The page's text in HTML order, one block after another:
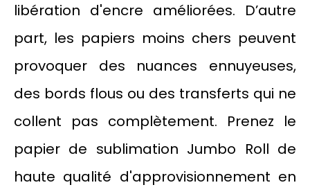
libération d'encre améliorées. D’autre
part, les papiers moins chers peuvent
provoquer des nuances ennuyeuses,
des bords flous ou des transferts qui ne
collent pas complètement. Prenez le
papier de sublimation Jumbo Roll de
haute qualité d'approvisionnement en